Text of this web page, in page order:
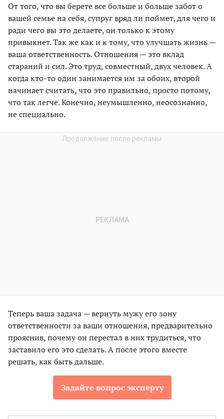
От того, что вы берете все больше и больше забот о
вашей семье на себя, супруг вряд ли поймет, для чего и
ради чего вы это делаете, он только к этому
привыкнет. Так же как и к тому, что улучшать жизнь —
ваша ответственность. Отношения — это вклад
стараний и сил. Это труд, совместный, двух человек. А
когда кто-то один занимается им за обоих, второй
начинает считать, что это правильно, просто потому,
что так легче. Конечно, неумышленно, неосознанно,
не специально.
Теперь ваша задача — вернуть мужу его зону
ответственности за ваши отношения, предварительно
прояснив, почему он перестал в них трудиться, что
заставило его это сделать. А после этого вместе
решать, как быть дальше.
Задайте вопрос эксперту